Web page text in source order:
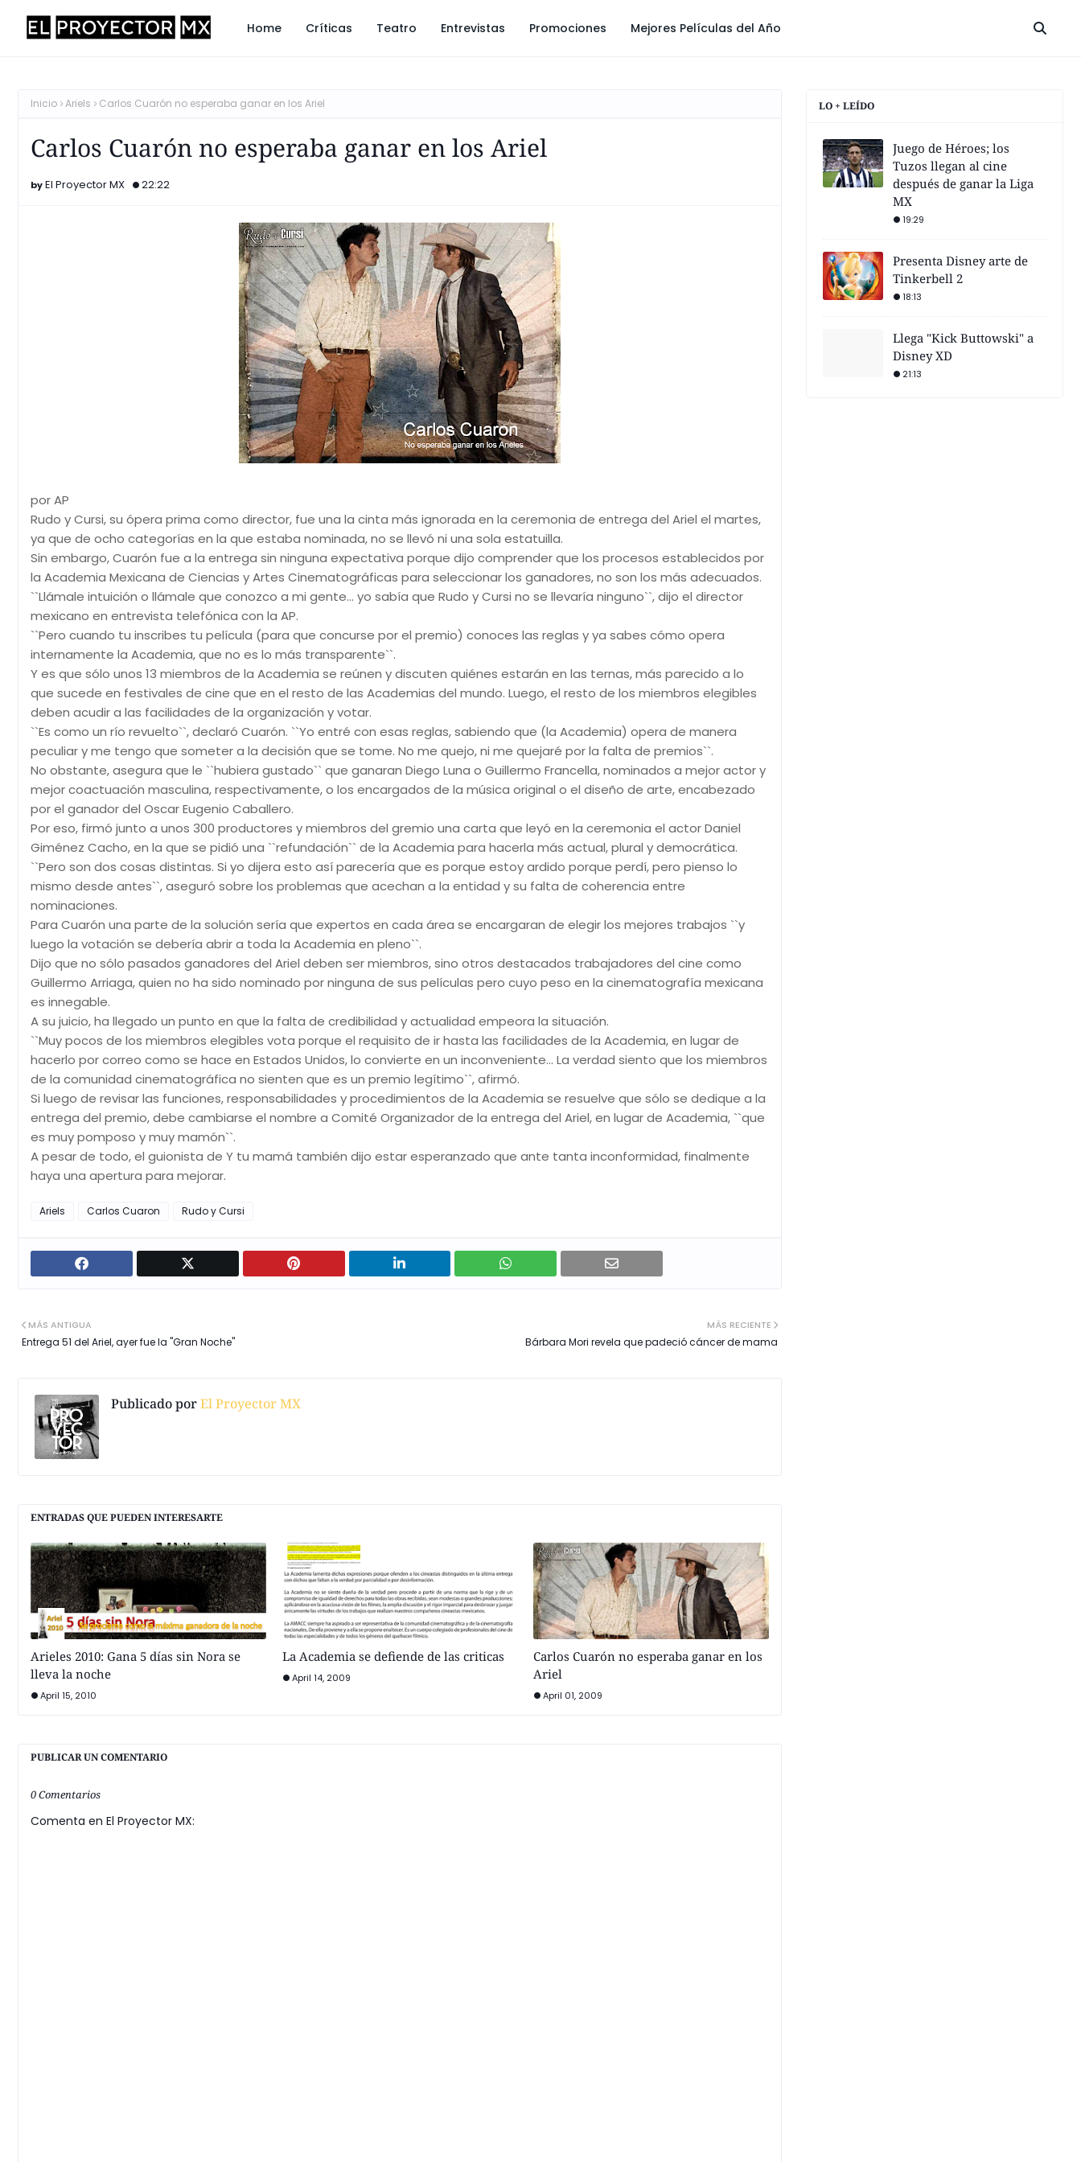
Home Críticas Teatro Entrevistas Promociones Mejores Películas del Año
Inicio Ariels Carlos Cuarón no esperaba ganar en los Ariel
Carlos Cuarón no esperaba ganar en los Ariel
El Proyector MX 22:22
por AP
Rudo y Cursi, su ópera prima como director, fue una la cinta más ignorada en la ceremonia de entrega del Ariel el martes,
ya que de ocho categorías en la que estaba nominada, no se llevó ni una sola estatuilla.
Sin embargo, Cuarón fue a la entrega sin ninguna expectativa porque dijo comprender que los procesos establecidos por
la Academia Mexicana de Ciencias y Artes Cinematográficas para seleccionar los ganadores, no son los más adecuados.
``Llámale intuición o llámale que conozco a mi gente... yo sabía que Rudo y Cursi no se llevaría ninguno``, dijo el director
mexicano en entrevista telefónica con la AP.
``Pero cuando tu inscribes tu película (para que concurse por el premio) conoces las reglas y ya sabes cómo opera
internamente la Academia, que no es lo más transparente``.
Y es que sólo unos 13 miembros de la Academia se reúnen y discuten quiénes estarán en las ternas, más parecido a lo
que sucede en festivales de cine que en el resto de las Academias del mundo. Luego, el resto de los miembros elegibles
deben acudir a las facilidades de la organización y votar.
``Es como un río revuelto``, declaró Cuarón. ``Yo entré con esas reglas, sabiendo que (la Academia) opera de manera
peculiar y me tengo que someter a la decisión que se tome. No me quejo, ni me quejaré por la falta de premios``.
No obstante, asegura que le ``hubiera gustado`` que ganaran Diego Luna o Guillermo Francella, nominados a mejor actor y
mejor coactuación masculina, respectivamente, o los encargados de la música original o el diseño de arte, encabezado
por el ganador del Oscar Eugenio Caballero.
Por eso, firmó junto a unos 300 productores y miembros del gremio una carta que leyó en la ceremonia el actor Daniel
Giménez Cacho, en la que se pidió una ``refundación`` de la Academia para hacerla más actual, plural y democrática.
``Pero son dos cosas distintas. Si yo dijera esto así parecería que es porque estoy ardido porque perdí, pero pienso lo
mismo desde antes``, aseguró sobre los problemas que acechan a la entidad y su falta de coherencia entre
nominaciones.
Para Cuarón una parte de la solución sería que expertos en cada área se encargaran de elegir los mejores trabajos ``y
luego la votación se debería abrir a toda la Academia en pleno``.
Dijo que no sólo pasados ganadores del Ariel deben ser miembros, sino otros destacados trabajadores del cine como
Guillermo Arriaga, quien no ha sido nominado por ninguna de sus películas pero cuyo peso en la cinematografía mexicana
es innegable.
A su juicio, ha llegado un punto en que la falta de credibilidad y actualidad empeora la situación.
``Muy pocos de los miembros elegibles vota porque el requisito de ir hasta las facilidades de la Academia, en lugar de
hacerlo por correo como se hace en Estados Unidos, lo convierte en un inconveniente... La verdad siento que los miembros
de la comunidad cinematográfica no sienten que es un premio legítimo``, afirmó.
Si luego de revisar las funciones, responsabilidades y procedimientos de la Academia se resuelve que sólo se dedique a la
entrega del premio, debe cambiarse el nombre a Comité Organizador de la entrega del Ariel, en lugar de Academia, ``que
es muy pomposo y muy mamón``.
A pesar de todo, el guionista de Y tu mamá también dijo estar esperanzado que ante tanta inconformidad, finalmente
haya una apertura para mejorar.
Ariels Carlos Cuaron Rudo y Cursi
MÁS RECIENTE
Bárbara Mori revela que padeció cáncer de mama
MÁS ANTIGUA
Entrega 51 del Ariel, ayer fue la "Gran Noche"
Publicado porEl Proyector MX
ENTRADAS QUE PUEDEN INTERESARTE
Arieles 2010: Gana 5 días sin Nora se
lleva la noche
April 15, 2010
La Academia se defiende de las criticas
April 14, 2009
Carlos Cuarón no esperaba ganar en los
Ariel
April 01, 2009
PUBLICAR UN COMENTARIO
0 Comentarios
Comenta en El Proyector MX:
LO + LEÍDO
Juego de Héroes; los
Tuzos llegan al cine
después de ganar la Liga
MX
19:29
Presenta Disney arte de
Tinkerbell 2
18:13
Llega "Kick Buttowski" a
Disney XD
21:13